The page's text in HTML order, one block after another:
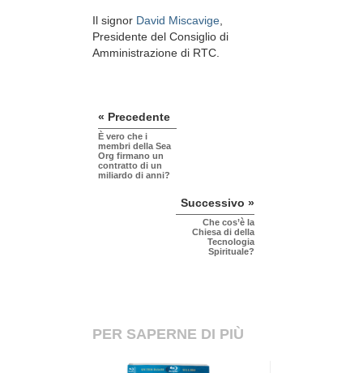
Il signor David Miscavige,
Presidente del Consiglio di
Amministrazione di RTC.
« Precedente
È vero che i
membri della Sea
Org firmano un
contratto di un
miliardo di anni?
Successivo »
Che cos’è la
Chiesa di della
Tecnologia
Spirituale?
PER SAPERNE DI PIÙ